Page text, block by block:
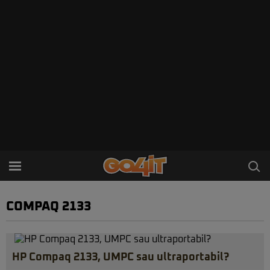
COMPAQ 2133
HP Compaq 2133, UMPC sau ultraportabil?